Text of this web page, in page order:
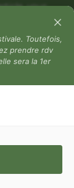
vous
Sinon
Merci
Toutefois,
prendre rdv
sera la 1er